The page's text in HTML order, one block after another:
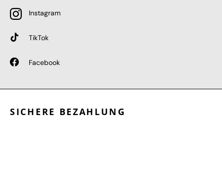
Instagram
TikTok
Facebook
SICHERE BEZAHLUNG